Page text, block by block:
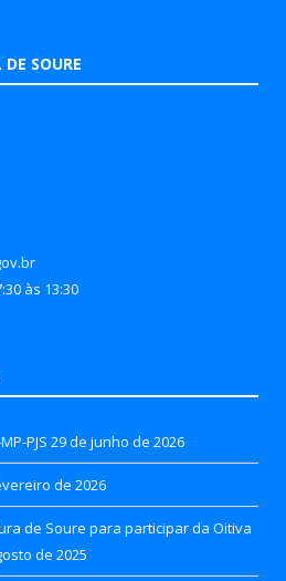
SOURE
às 13:30
PJS 29 de junho de 2026
de 2026
de Soure para participar da Oitiva
de 2025